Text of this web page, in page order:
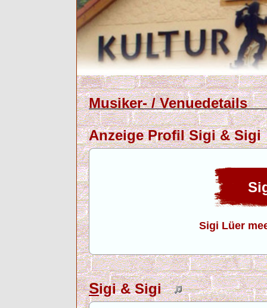
Musiker- / Venuedetails
Anzeige Profil Sigi & Sigi
Sigi Lüer
Sigi & Sigi